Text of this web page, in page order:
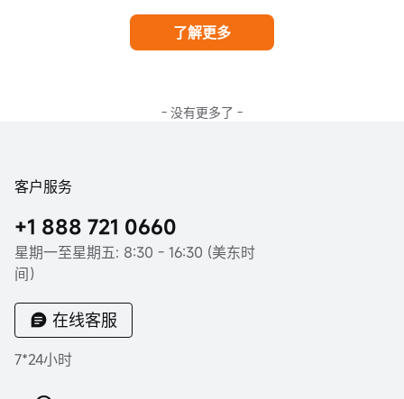
了解更多
- 没有更多了 -
客户服务
+1 888 721 0660
星期一至星期五: 8:30 - 16:30 (美东时
间）
在线客服
7*24小时